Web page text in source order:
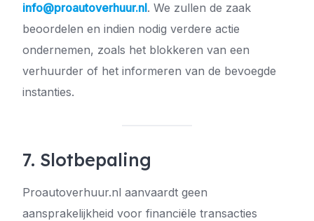
info@proautoverhuur.nl. We zullen de zaak
beoordelen en indien nodig verdere actie
ondernemen, zoals het blokkeren van een
verhuurder of het informeren van de bevoegde
instanties.
7. Slotbepaling
Proautoverhuur.nl aanvaardt geen
aansprakelijkheid voor financiële transacties